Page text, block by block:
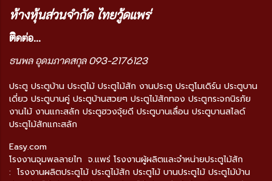
ห้างหุ้นส่วนจำกัด ไทยวู้ดแพร่
ติดต่อ...
ธนพล อุดมภาคสกุล 093-2176123
ประตู ประตูบ้าน ประตูไม้ ประตูไม้สัก งานประตู ประตูโมเดิร์น ประตูบาน
เดี่ยว ประตูบานคู่ ประตูบ้านสวยๆ ประตูไม้สักทอง ประตูกระจกนิรภัย
งานไม้ งานแกะสลัก ประตูฮวงจุ้ยดี ประตูบานเลื่อน ประตูบานสไลด์
ประตูไม้สักแกะสลัก
Easy.com
โรงงานจุมพลลายไท จ.แพร่ โรงงานผู้ผลิตและจำหน่ายประตูไม้สัก
: โรงงานผลิตประตูไม้ ประตูไม้สัก ประตูไม้ บานประตูไม้ ประตูไม้บ้าน